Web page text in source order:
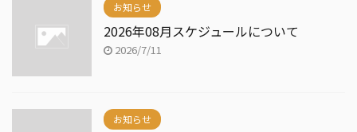
お知らせ
2026年08月スケジュールについて
2026/7/11
お知らせ